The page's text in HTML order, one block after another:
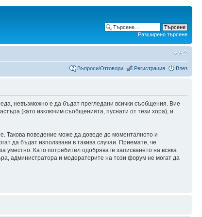
Разширено търсене
Въпроси/Отговори Регистрация Влез
невъзможно е да бъдат прегледани всички съобщения. Вие
(като изключим съобщенията, пуснати от тези хора), и
Такова поведение може да доведе до моменталното и
да бъдат използвани в такива случаи. Приемате, че
уместно. Като потребител одобрявате записването на всяка
администратора и модераторите на този форум не могат да